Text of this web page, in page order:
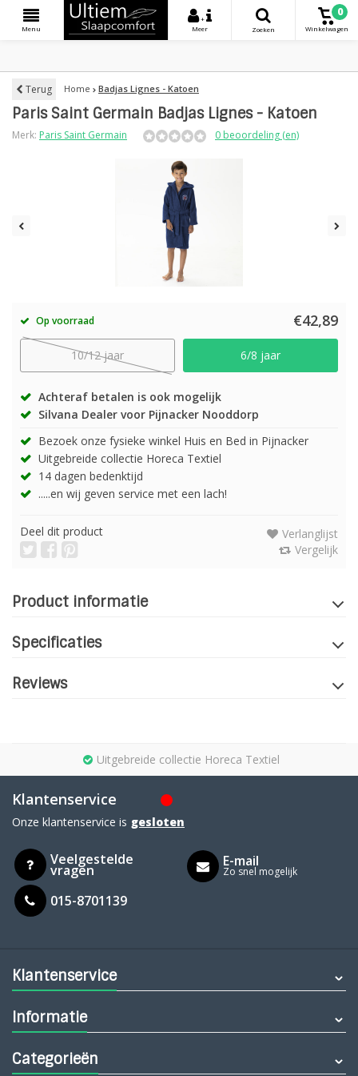
Menu
+
Meer
Zoeken
0
Winkelwagen
Terug Home Badjas Lignes - Katoen
Paris Saint Germain Badjas Lignes - Katoen
Merk: Paris Saint Germain 0 beoordeling (en)
Op voorraad €42,89
10/12 jaar 6/8 jaar
Achteraf betalen is ook mogelijk
Silvana Dealer voor Pijnacker Nooddorp
Bezoek onze fysieke winkel Huis en Bed in Pijnacker
Uitgebreide collectie Horeca Textiel
14 dagen bedenktijd
.....en wij geven service met een lach!
Deel dit product
Verlanglijst
Vergelijk
Product informatie
Specificaties
Reviews
Uitgebreide collectie Horeca Textiel
Klantenservice
Onze klantenservice is gesloten
Veelgestelde
vragen
015-8701139
E-mail
Zo snel mogelijk
Klantenservice
Informatie
Categorieën